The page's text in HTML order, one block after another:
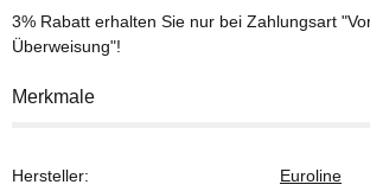
3% Rabatt erhalten Sie nur bei Zahlungsart
Überweisung"!
Merkmale
Hersteller: Euroline